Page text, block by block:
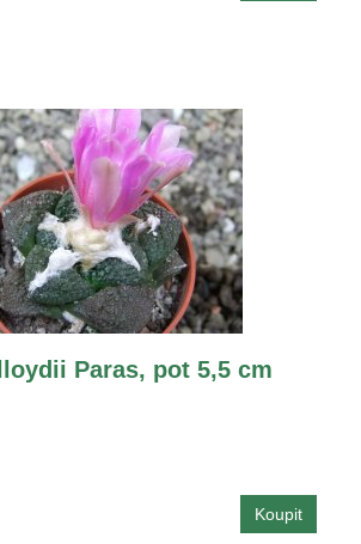
Paras, pot 5,5 cm